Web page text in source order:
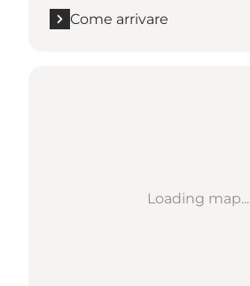
Come arrivare
Loading map...